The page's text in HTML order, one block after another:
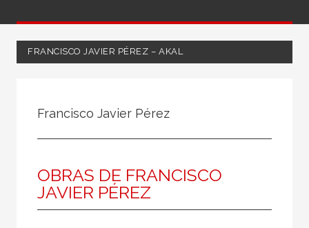
FRANCISCO JAVIER PÉREZ – AKAL
Coordinador
Editor
Francisco Javier Pérez
OBRAS DE FRANCISCO
JAVIER PÉREZ